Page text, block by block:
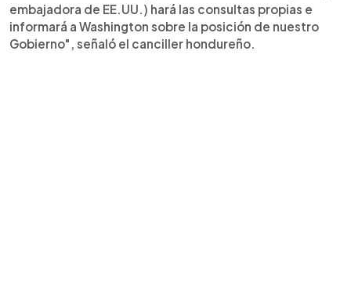
embajadora de EE.UU.) hará las consultas propias e
informará a Washington sobre la posición de nuestro
Gobierno", señaló el canciller hondureño.